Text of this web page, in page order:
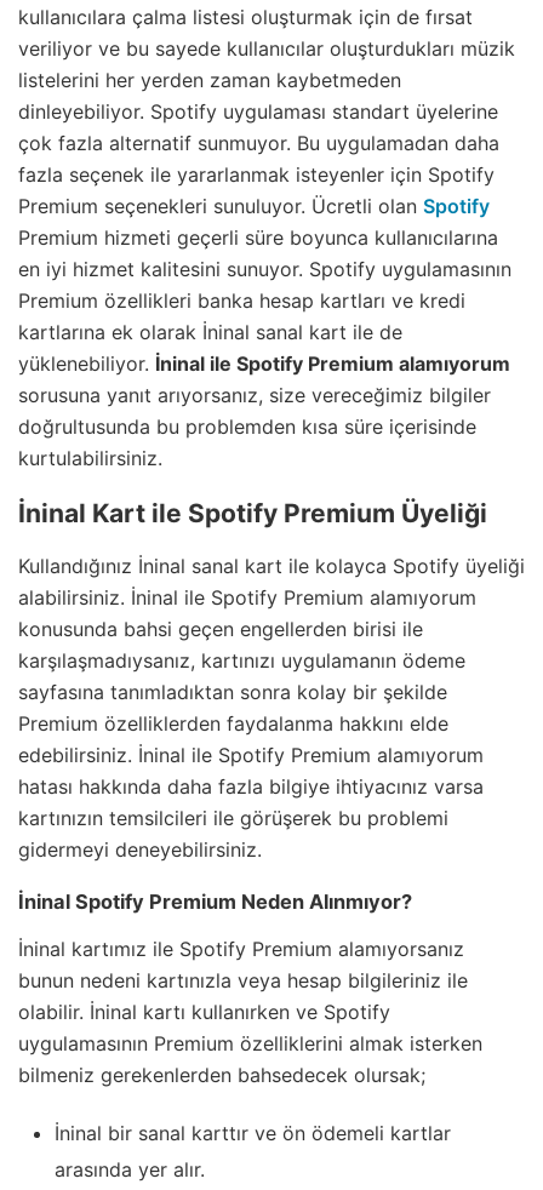
kullanıcılara çalma listesi oluşturmak için de fırsat
veriliyor ve bu sayede kullanıcılar oluşturdukları müzik
listelerini her yerden zaman kaybetmeden
dinleyebiliyor. Spotify uygulaması standart üyelerine
çok fazla alternatif sunmuyor. Bu uygulamadan daha
fazla seçenek ile yararlanmak isteyenler için Spotify
Premium seçenekleri sunuluyor. Ücretli olan Spotify
Premium hizmeti geçerli süre boyunca kullanıcılarına
en iyi hizmet kalitesini sunuyor. Spotify uygulamasının
Premium özellikleri banka hesap kartları ve kredi
kartlarına ek olarak İninal sanal kart ile de
yüklenebiliyor. İninal ile Spotify Premium alamıyorum
sorusuna yanıt arıyorsanız, size vereceğimiz bilgiler
doğrultusunda bu problemden kısa süre içerisinde
kurtulabilirsiniz.
İninal Kart ile Spotify Premium Üyeliği
Kullandığınız İninal sanal kart ile kolayca Spotify üyeliği
alabilirsiniz. İninal ile Spotify Premium alamıyorum
konusunda bahsi geçen engellerden birisi ile
karşılaşmadıysanız, kartınızı uygulamanın ödeme
sayfasına tanımladıktan sonra kolay bir şekilde
Premium özelliklerden faydalanma hakkını elde
edebilirsiniz. İninal ile Spotify Premium alamıyorum
hatası hakkında daha fazla bilgiye ihtiyacınız varsa
kartınızın temsilcileri ile görüşerek bu problemi
gidermeyi deneyebilirsiniz.
İninal Spotify Premium Neden Alınmıyor?
İninal kartımız ile Spotify Premium alamıyorsanız
bunun nedeni kartınızla veya hesap bilgileriniz ile
olabilir. İninal kartı kullanırken ve Spotify
uygulamasının Premium özelliklerini almak isterken
bilmeniz gerekenlerden bahsedecek olursak;
İninal bir sanal karttır ve ön ödemeli kartlar
arasında yer alır.